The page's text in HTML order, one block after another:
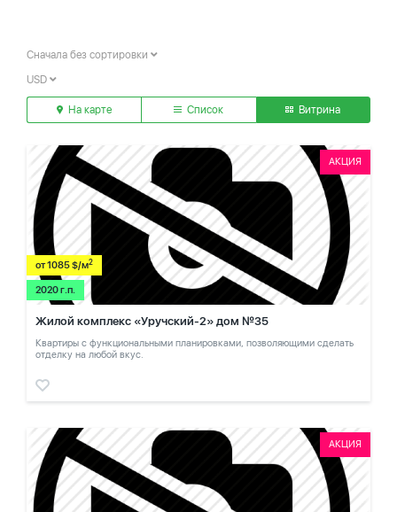
Сначала без сортировки
USD
На карте Список Витрина
АКЦИЯ
от 1085 $/м2
2020 г.п.
Жилой комплекс «Уручский-2» дом №35
Квартиры с функциональными планировками, позволяющими сделать
отделку на любой вкус.
АКЦИЯ